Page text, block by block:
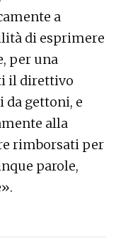
a
di esprimere
per una
il direttivo
gettoni, e
alla
rimborsati per
parole,